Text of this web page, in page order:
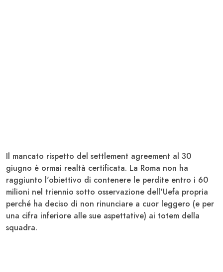
Il mancato rispetto del settlement agreement al 30
giugno è ormai realtà certificata. La Roma non ha
raggiunto l'obiettivo di contenere le perdite entro i 60
milioni nel triennio sotto osservazione dell'Uefa propria
perché ha deciso di non rinunciare a cuor leggero (e per
una cifra inferiore alle sue aspettative) ai totem della
squadra.